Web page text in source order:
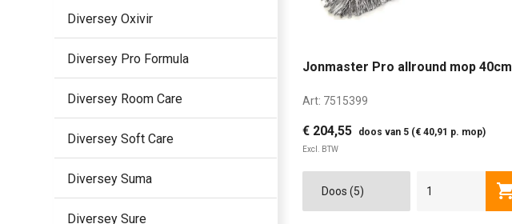
Diversey Oxivir
Diversey Pro Formula
Diversey Room Care
Diversey Soft Care
Diversey Suma
Diversey Sure
Jonmaster Pro allround mop 40cm
Art: 7515399
€ 204,55 doos van 5 (€ 40,91 p. mop)
Excl. BTW